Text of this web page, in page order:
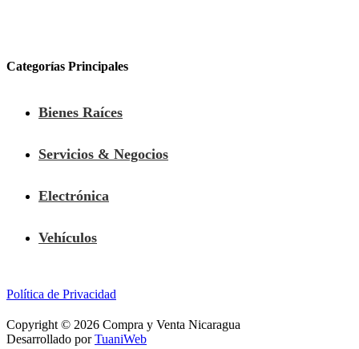
Categorías Principales
Bienes Raíces
Servicios & Negocios
Electrónica
Vehículos
Política de Privacidad
Copyright © 2026 Compra y Venta Nicaragua
Desarrollado porTuaniWeb